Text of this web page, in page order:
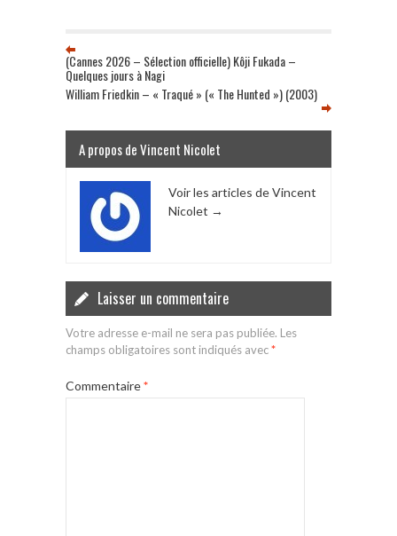
(Cannes 2026 – Sélection officielle) Kôji Fukada –
Quelques jours à Nagi
William Friedkin – « Traqué » (« The Hunted ») (2003)
A propos de Vincent Nicolet
Voir les articles de Vincent
Nicolet →
Laisser un commentaire
Votre adresse e-mail ne sera pas publiée. Les
champs obligatoires sont indiqués avec*
Commentaire*